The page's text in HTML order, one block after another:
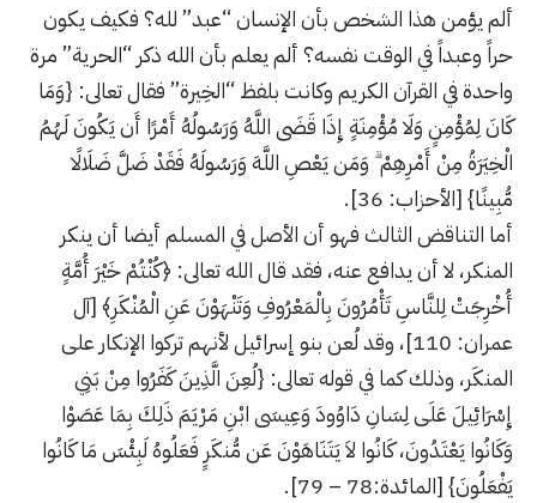
ألم يؤمن هذا الشخص بأن الإنسان “عبد” لله؟ فكيف يكون
حراً وعبداً في الوقت نفسه؟ ألم يعلم بأن الله ذكر “الحرية” مرة
واحدة في القرآن الكريم وكانت بلفظ “الخِيرة” فقال تعالى: {وَمَا
كَانَ لِمُؤْمِنٍ وَلَا مُؤْمِنَةٍ إِذَا قَضَى اللَّهُ وَرَسُولُهُ أَمْرًا أَن يَكُونَ لَهُمُ
الْخِيَرَةُ مِنْ أَمْرِهِمْ ۗ وَمَن يَعْصِ اللَّهَ وَرَسُولَهُ فَقَدْ ضَلَّ ضَلَالًا
مُّبِينًا} [الأحزاب: 36].
أما التناقض الثالث فهو أن الأصل في المسلم أيضا أن ينكر
المنكر، لا أن يدافع عنه، فقد قال الله تعالى: ﴿كُنْتُمْ خَيْرَ أُمَّةٍ
أُخْرِجَتْ لِلنَّاسِ تَأْمُرُونَ بِالْمَعْرُوفِ وَتَنْهَوْنَ عَنِ الْمُنْكَرِ﴾ [آل
عمران: 110]، وقد لُعن بنو إسرائيل لأنهم تركوا الإنكار على
المنكَر، وذلك كما في قوله تعالى: {لُعِنَ الَّذِينَ كَفَرُوا مِنْ بَنِي
إِسْرَائِيلَ عَلَى لِسَانِ دَاوُودَ وَعِيسَى ابْنِ مَرْيَمَ ذَلِكَ بِمَا عَصَوْا
وَكَانُوا يَعْتَدُونَ، كَانُوا لاَ يَتَنَاهَوْنَ عَن مُّنكَرٍ فَعَلُوهُ لَبِئْسَ مَا كَانُوا
يَفْعَلُونَ} [المائدة:78 – 79].